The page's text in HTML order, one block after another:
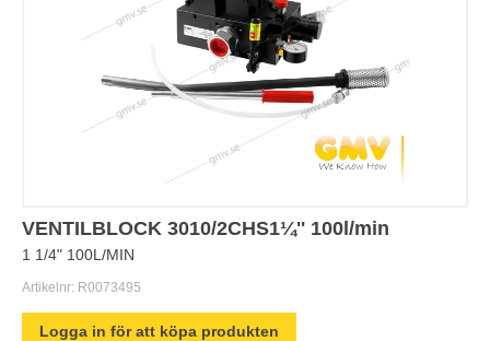
VENTILBLOCK 3010/2CHS1¼'' 100l/min
1 1/4" 100L/MIN
Artikelnr: R0073495
Logga in för att köpa produkten